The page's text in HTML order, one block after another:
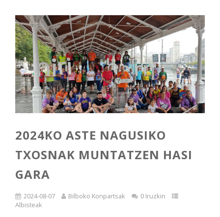
2024KO ASTE NAGUSIKO
TXOSNAK MUNTATZEN HASI
GARA
2024-08-07 Bilboko Konpartsak
0 Iruzkin
Albisteak